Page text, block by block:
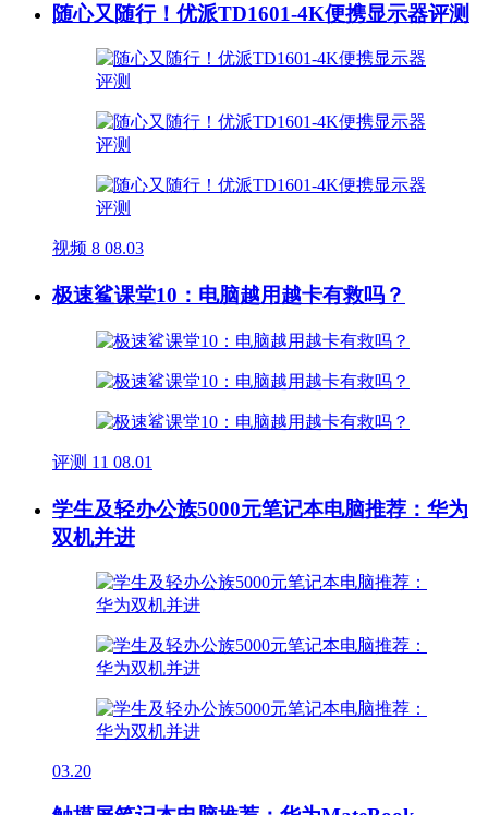
随心又随行！优派TD1601-4K便携显示器评测
视频 8 08.03
极速鲨课堂10：电脑越用越卡有救吗？
评测 11 08.01
学生及轻办公族5000元笔记本电脑推荐：华为
双机并进
03.20